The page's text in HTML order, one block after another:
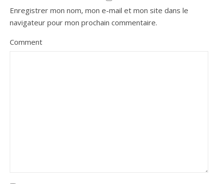
Enregistrer mon nom, mon e-mail et mon site dans le
navigateur pour mon prochain commentaire.
Comment